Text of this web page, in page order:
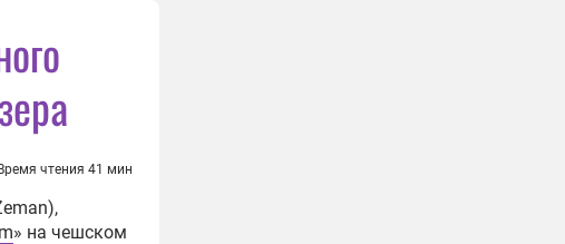
Время чтения 41 мин
» на чешском